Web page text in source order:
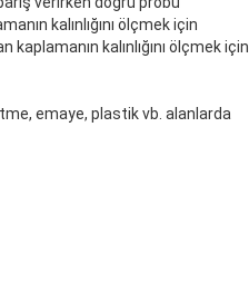
kalınlığını ölçmek için
kalınlığını ölçmek için
emaye, plastik vb. alanlarda